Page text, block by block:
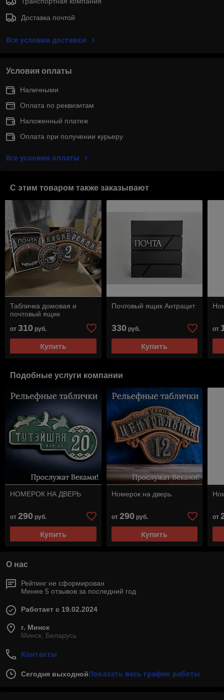
Доставка почтой
Все условия доставки
Условия оплаты
Наличными
Оплата по реквизитам
Наложенный платеж
Оплата при получении курьеру
Все условия оплаты
С этим товаром также заказывают
Табличка домовая и
почтовый ящик
от 310 руб.
Купить
Почтовый ящик Антрацит
330руб.
Купить
от
Подобные услуги компании
НОМЕРОК НА ДВЕРЬ
от 290 руб.
Купить
Номерок на дверь
от 290руб.
Купить
от
О нас
Рейтинг не сформирован
Менее 5 отзывов за последний год
Работает с 19.02.2024
г. Минск
Минск, Беларусь
Контакты
Сегодня выходнойПоказать весь график работы